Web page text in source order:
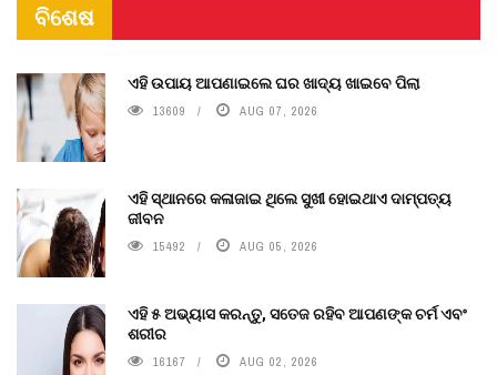
ବିଶେଷ
ଏହି ଉପାୟ ଆପଣାଇଲେ ଘର ଖାଦ୍ୟ ଖାଇବେ ପିଲା
13609 AUG 07, 2026
ଏହି ସ୍ଥାନରେ କଳାଜାଇ ଥିଲେ ସୁଖୀ ହୋଇଥାଏ ଦାମ୍ପତ୍ୟ
ଜୀବନ
15492 AUG 05, 2026
ଏହି ୫ ଅଭ୍ୟାସ କରନ୍ତୁ, ସତେଜ ରହିବ ଆପଣଙ୍କ ଚର୍ମ ଏବଂ
ଶରୀର
16167 AUG 02, 2026